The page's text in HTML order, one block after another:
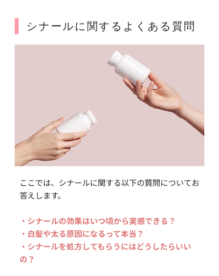
シナールに関するよくある質問
ここでは、シナールに関する以下の質問についてお
答えします。
・シナールの効果はいつ頃から実感できる？
・白髪や太る原因になるって本当？
・シナールを処方してもらうにはどうしたらいい
の？